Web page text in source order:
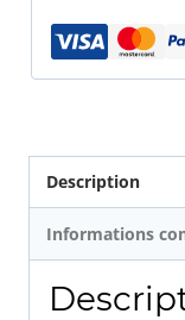
Description
Informations